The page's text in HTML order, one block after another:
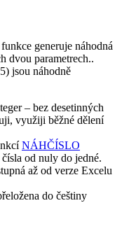
generuje náhodná
dvou parametrech..
jsou náhodně
– bez desetinných
využiji běžné dělení
NÁHČÍSLO
od nuly do jedné.
až od verze Excelu
do češtiny